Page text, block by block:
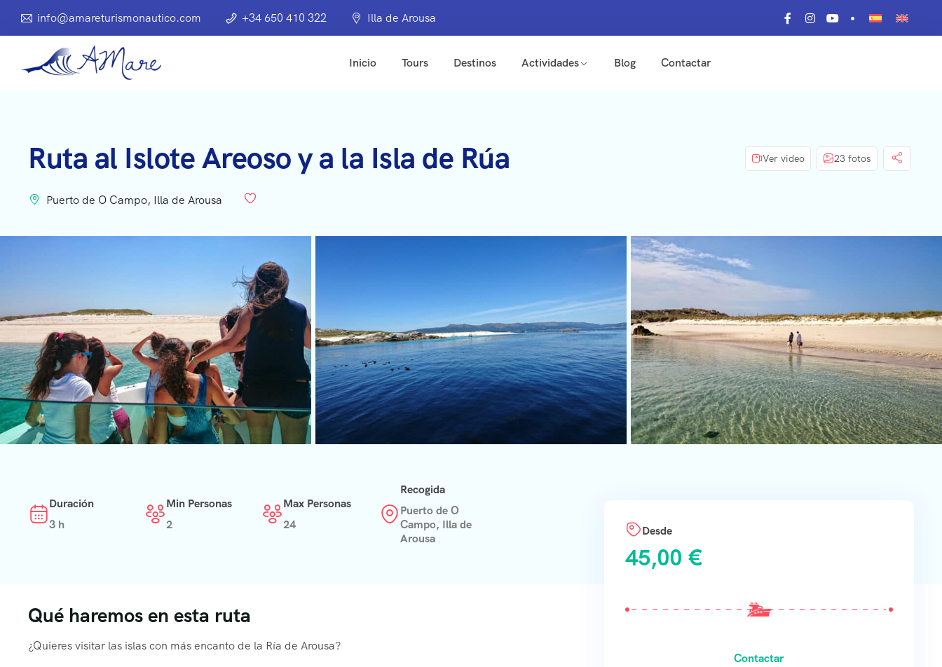
info@amareturismonautico.com +34 650 410 322 Illa de Arousa
Inicio Tours Destinos Actividades Blog Contactar
Ruta al Islote Areoso y a la Isla de Rúa Ver video 23 fotos
Puerto de O Campo, Illa de Arousa
Duración
3 h
Min Personas
2
Max Personas
24
Recogida
Puerto de O
Campo, Illa de
Arousa
Qué haremos en esta ruta
¿Quieres visitar las islas con más encanto de la Ría de Arousa?
Desde
45,00 €
Contactar